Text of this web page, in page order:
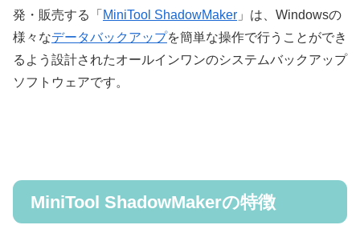
発・販売する「 MiniTool ShadowMaker 」は、Windowsの
様々なデータバックアップを簡単な操作で行うことができ
るよう設計されたオールインワンのシステムバックアップ
ソフトウェアです。
MiniTool ShadowMakerの特徴